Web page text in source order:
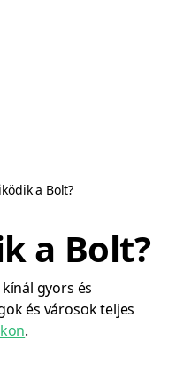
a Bolt?
a Bolt?
gyors és
és városok teljes
.